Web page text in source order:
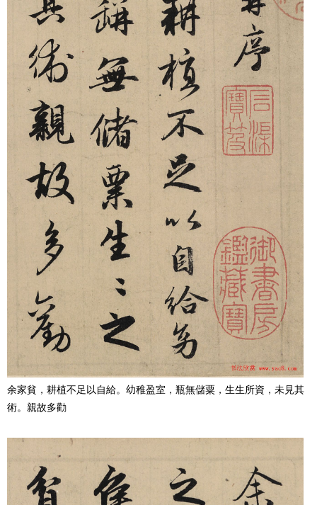
余家貧，耕植不足以自給。幼稚盈室，瓶無儲粟，生生所資，未見其
術。親故多勸